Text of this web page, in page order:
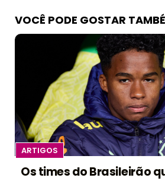
VOCÊ PODE GOSTAR
ARTIGOS
Os times do Brasileirão